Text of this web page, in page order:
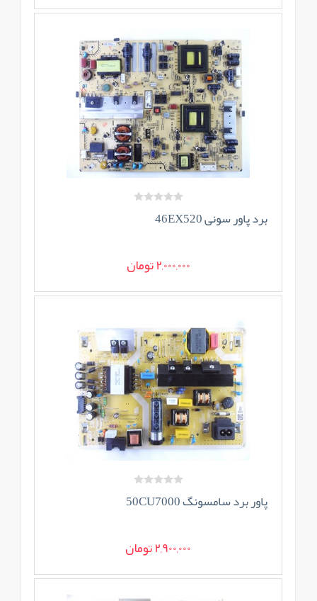
برد پاور سونی 46EX520
2,000,000 تومان
پاور برد سامسونگ 50CU7000
2,900,000 تومان